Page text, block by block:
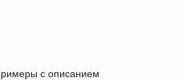
с описанием